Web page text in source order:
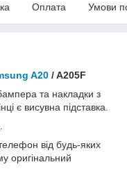
Оплата Умови
A20 / A205F
та накладки з
є висувна підставка.
від будь-яких
оригінальний